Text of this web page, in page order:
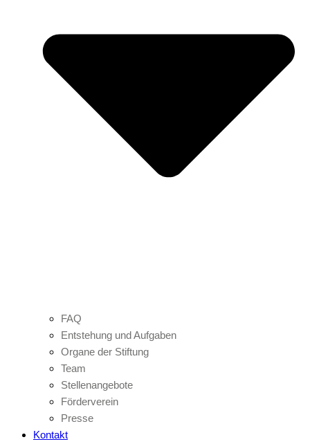
FAQ
Entstehung und Aufgaben
Organe der Stiftung
Team
Stellenangebote
Förderverein
Presse
Kontakt